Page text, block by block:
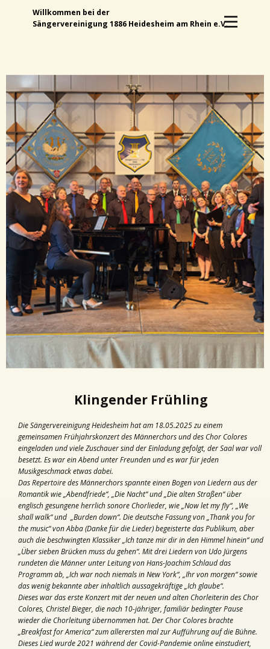
Willkommen bei der
Sängervereinigung 1886 Heidesheim am Rhein e.V.
Klingender Frühling
Die Sängervereinigung Heidesheim hat am 18.05.2025 zu einem
gemeinsamen Frühjahrskonzert des Männerchors und des Chor Colores
eingeladen und viele Zuschauer sind der Einladung gefolgt, der Saal war voll
besetzt. Es war ein Abend unter Freunden und es war für jeden
Musikgeschmack etwas dabei.
Das Repertoire des Männerchors spannte einen Bogen von Liedern aus der
Romantik wie „Abendfriede“, „Die Nacht“ und „Die alten Straßen“ über
englisch gesungene herrlich sonore Chorlieder, wie „Now let my fly“, „We
shall walk“ und „Burden down“. Die deutsche Fassung von „Thank you for
the music“ von Abba (Danke für die Lieder) begeisterte das Publikum, aber
auch die beschwingten Klassiker „Ich tanze mir dir in den Himmel hinein“ und
„Über sieben Brücken muss du gehen“. Mit drei Liedern von Udo Jürgens
rundeten die Männer unter Leitung von Hans-Joachim Schlaud das
Programm ab, „Ich war noch niemals in New York“, „Ihr von morgen“ sowie
das wenig bekannte aber inhaltlich aussagekräftige „Ich glaube“.
Dieses war das erste Konzert mit der neuen und alten Chorleiterin des Chor
Colores, Christel Bieger, die nach 10-jähriger, familiär bedingter Pause
wieder die Chorleitung übernommen hat. Der Chor Colores brachte
„Breakfast for America“ zum allerersten mal zur Aufführung auf die Bühne.
Dieses Lied wurde 2021 während der Covid-Pandemie online einstudiert,